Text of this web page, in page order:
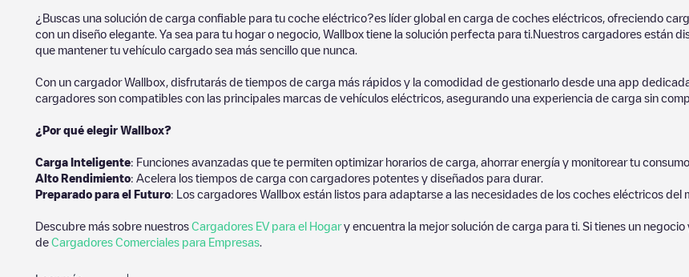
¿Buscas una solución de carga confiable para tu coche eléctrico?es líder global en carga de coches eléctricos, ofreciendo
con un diseño elegante. Ya sea para tu hogar o negocio, Wallbox tiene la solución perfecta para ti.Nuestros cargadores están
que mantener tu vehículo cargado sea más sencillo que nunca.
Con un cargador Wallbox, disfrutarás de tiempos de carga más rápidos y la comodidad de gestionarlo desde una app
cargadores son compatibles con las principales marcas de vehículos eléctricos, asegurando una experiencia de carga sin
¿Por qué elegir Wallbox?
Carga Inteligente: Funciones avanzadas que te permiten optimizar horarios de carga, ahorrar energía y monitorear tu consumo.
Alto Rendimiento: Acelera los tiempos de carga con cargadores potentes y diseñados para durar.
Preparado para el Futuro: Los cargadores Wallbox están listos para adaptarse a las necesidades de los coches eléctricos del
Descubre más sobre nuestros Cargadores EV para el Hogary encuentra la mejor solución de carga para ti. Si tienes un
de Cargadores Comerciales para Empresas